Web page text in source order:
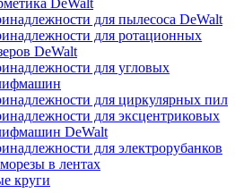
DeWalt
для пылесоса DeWalt
для ротационных
DeWalt
для угловых
для циркулярных пил
для эксцентриковых
DeWalt
для электрорубанков
в лентах
круги